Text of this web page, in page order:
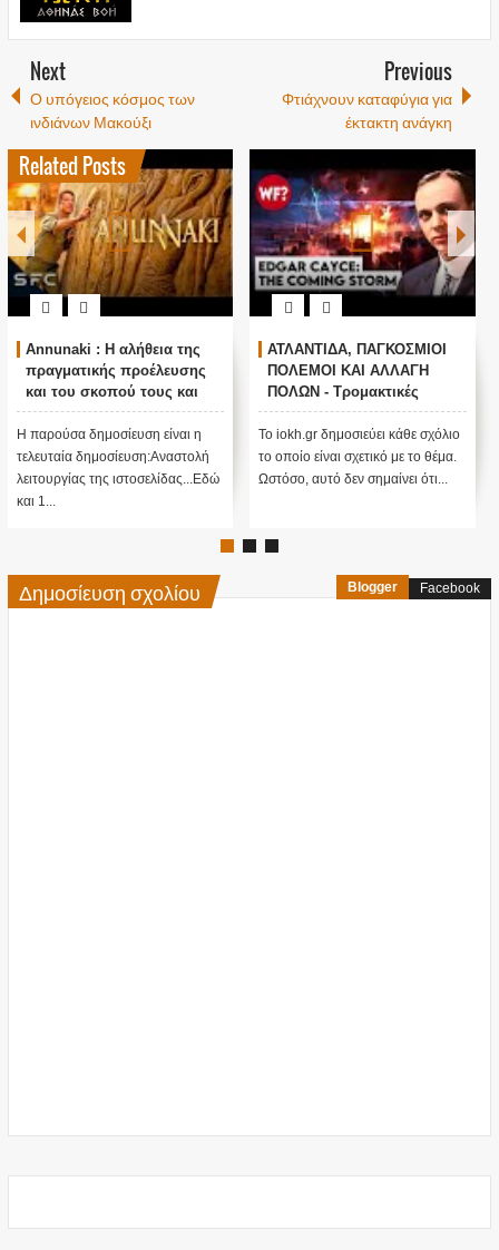
Next
Ο υπόγειος κόσμος των
ινδιάνων Μακούξι
Previous
Φτιάχνουν καταφύγια για
έκτακτη ανάγκη
Related Posts
: Η αλήθεια της
προέλευσης
σκοπού τους και
λειτουργίας μας
είναι η
της ιστοσελίδας...Εδώ
ΑΤΛΑΝΤΙΔΑ, ΠΑΓΚΟΣΜΙΟΙ
ΠΟΛΕΜΟΙ ΚΑΙ ΑΛΛΑΓΗ
ΠΟΛΩΝ - Τρομακτικές
προβλέψεις του Edgar
Cayce (Video)
Το iokh.gr δημοσιεύει κάθε σχόλιο
το οποίο είναι σχετικό με το θέμα.
Ωστόσο, αυτό δεν σημαίνει ότι...
Ο
ΠΟΥΤΙΝ;
ΥΠΕΡ ΤΟΥ
ΜΕΓΑΛΗ
Δημοσίευση σχολίου Blogger Facebook